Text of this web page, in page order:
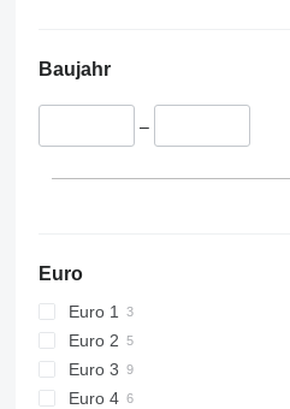
Baujahr
–
Euro
Euro 1
Euro 2
Euro 3
Euro 4